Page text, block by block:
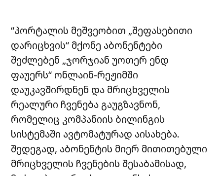
“პორტალის მეშვეობით „შეფასებითი
დარიცხვის“ მქონე აბონენტები
შეძლებენ „ჯორჯიან უოთერ ენდ
ფაუერს“ ონლაინ-რეჟიმში
დაუკავშირდნენ და მრიცხველის
რეალური ჩვენება გაუგზავნონ,
რომელიც კომპანიის ბილინგის
სისტემაში ავტომატურად აისახება.
შედეგად, აბონენტის მიერ მითითებული
მრიცხველის ჩვენების შესაბამისად,